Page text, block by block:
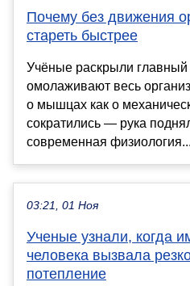
Почему без движения
стареть быстрее
Учёные раскрыли главный
омолаживают весь
о мышцах как о
сократились — рука
современная физиология...
03:21, 01 Ноя
Ученые узнали, когда
человека вызвала
потепление